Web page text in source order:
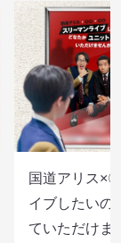
国道アリス×
イブしたいの
ていただけ